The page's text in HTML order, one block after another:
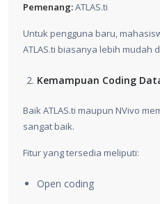
Pemenang:ATLAS.ti
Untuk pengguna baru,
ATLAS.ti biasanya lebih mudah
Kemampuan Coding
Baik ATLAS.ti maupun NVivo
sangat baik.
Fitur yang tersedia meliputi:
Open coding